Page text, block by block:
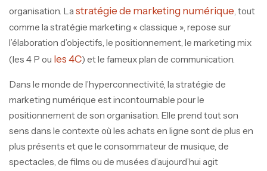
organisation. La stratégie de marketing numérique, tout
comme la stratégie marketing « classique », repose sur
l’élaboration d’objectifs, le positionnement, le marketing mix
(les 4 P ou les 4C) et le fameux plan de communication.
Dans le monde de l’hyperconnectivité, la stratégie de
marketing numérique est incontournable pour le
positionnement de son organisation. Elle prend tout son
sens dans le contexte où les achats en ligne sont de plus en
plus présents et que le consommateur de musique, de
spectacles, de films ou de musées d’aujourd’hui agit